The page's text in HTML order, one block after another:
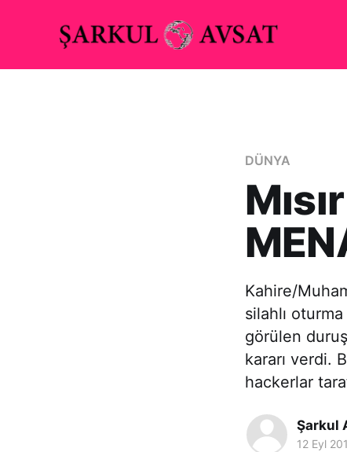
DÜNYA
Kahire/
silahlı
görülen
kararı verdi.
hackerlar
Şarkul
12 Eyl